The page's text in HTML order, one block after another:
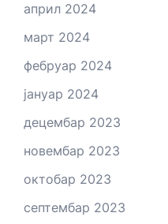
април 2024
март 2024
фебруар 2024
јануар 2024
децембар 2023
новембар 2023
октобар 2023
септембар 2023